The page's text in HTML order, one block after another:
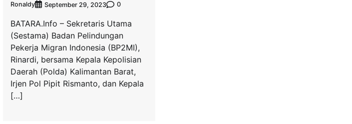
Ronaldy September 29, 2023 0
BATARA.Info – Sekretaris Utama
(Sestama) Badan Pelindungan
Pekerja Migran Indonesia (BP2MI),
Rinardi, bersama Kepala Kepolisian
Daerah (Polda) Kalimantan Barat,
Irjen Pol Pipit Rismanto, dan Kepala
[…]